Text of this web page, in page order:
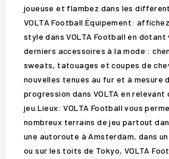
joueuse et flambez dans les
VOLTA Football.Équipement:
style dans VOLTA Football en dotant
derniers accessoires à la mode :
sweats, tatouages et coupes de
nouvelles tenues au fur et à mesure
progression dans VOLTA en relevant
jeu.Lieux: VOLTA Football vous
nombreux terrains de jeu partout
une autoroute à Amsterdam, dans
ou sur les toits de Tokyo, VOLTA